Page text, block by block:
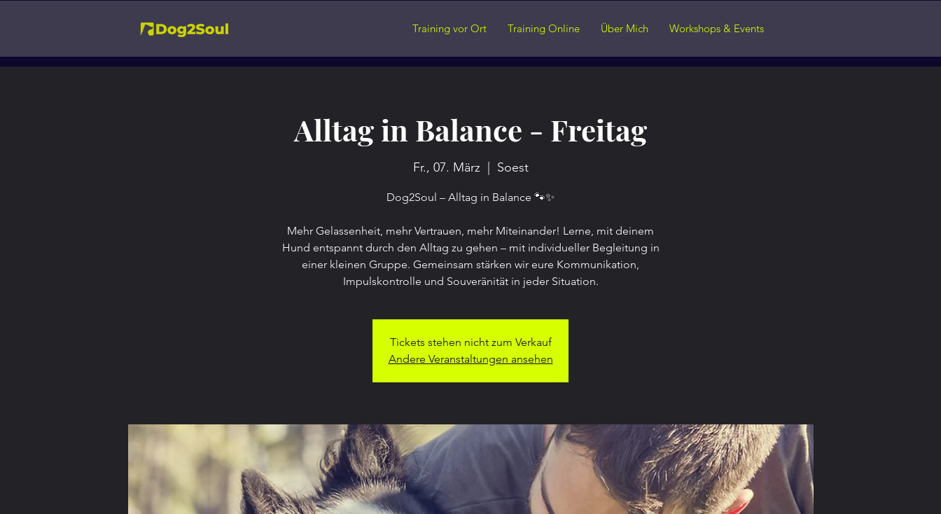
Training vor Ort Training Online Über Mich Workshops & Events
Alltag in Balance - Freitag
Fr., 07. März
  |
Soest
Dog2Soul – Alltag in Balance 🐾✨
Mehr Gelassenheit, mehr Vertrauen, mehr Miteinander! Lerne, mit deinem
Hund entspannt durch den Alltag zu gehen – mit individueller Begleitung in
einer kleinen Gruppe. Gemeinsam stärken wir eure Kommunikation,
Impulskontrolle und Souveränität in jeder Situation.
Tickets stehen nicht zum Verkauf
Andere Veranstaltungen ansehen